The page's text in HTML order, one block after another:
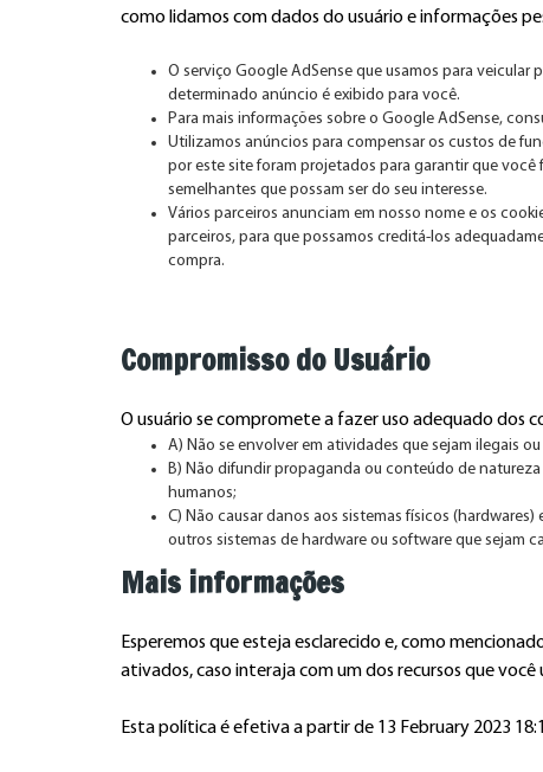
como lidamos com dados do usuário e informações
O serviço Google AdSense que usamos para
determinado anúncio é exibido para você.
Para mais informações sobre o Google AdSense,
Utilizamos anúncios para compensar os custos de
por este site foram projetados para garantir que
semelhantes que possam ser do seu interesse.
Vários parceiros anunciam em nosso nome e os
parceiros, para que possamos creditá-los
compra.
Compromisso do Usuário
O usuário se compromete a fazer uso adequado dos
A) Não se envolver em atividades que sejam ilegais
B) Não difundir propaganda ou conteúdo de
humanos;
C) Não causar danos aos sistemas físicos
outros sistemas de hardware ou software que sejam
Mais informações
Esperemos que esteja esclarecido e, como
ativados, caso interaja com um dos recursos que você
Esta política é efetiva a partir de 13 February 2023